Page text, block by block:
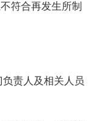
符合再发生所制
责人及相关人员